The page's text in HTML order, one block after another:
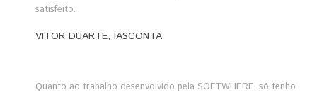
satisfeito.
VITOR DUARTE, IASCONTA
Quanto ao trabalho desenvolvido pela SOFTWHERE, só tenho